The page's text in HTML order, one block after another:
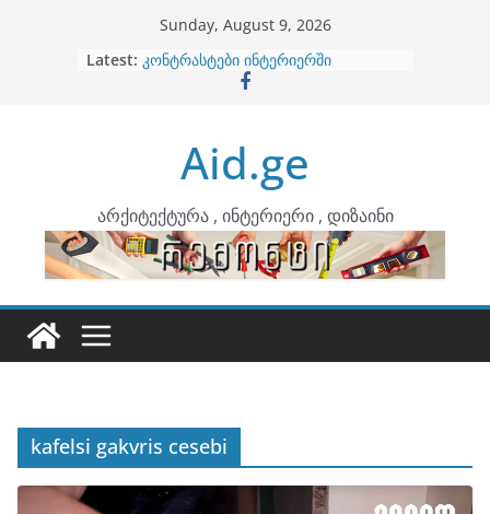
Sunday, August 9, 2026
Latest: კონტრასტები ინტერიერში
თბილი მინიმალიზმი და დედამიწის
არტემიდი წარმოგიდგენთ
Aid.ge
არქიტექტურა , ინტერიერი , დიზაინი
kafelsi gakvris cesebi